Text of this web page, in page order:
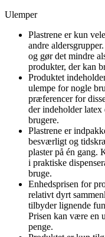
Ulemper
Plastrene er kun
andre
og gør det mindre
produkter, der kan
Produktet
ulempe for nogle
præferencer for
der indeholder
brugere.
Plastrene er
besværligt og
plaster på én gang.
i praktiske
bruge.
Enhedsprisen for
relativt dyrt
tilbyder lignende
Prisen kan være en
penge.